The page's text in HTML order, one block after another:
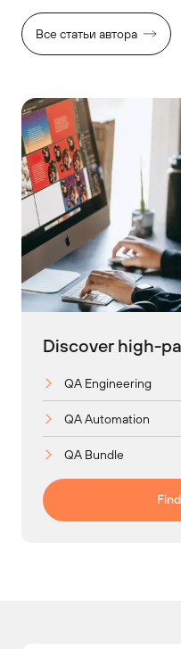
Все статьи автора
Discover high-
QA Engineering
QA Automation
QA Bundle